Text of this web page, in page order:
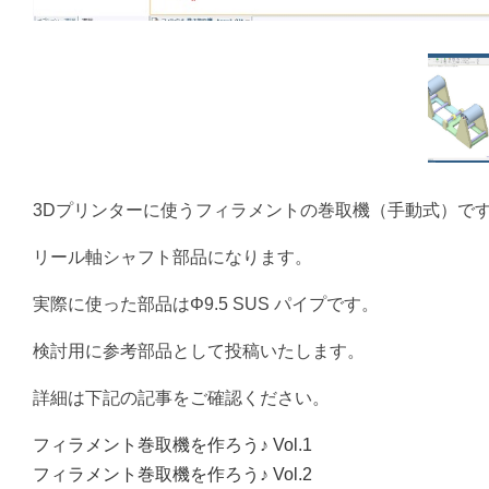
3Dプリンターに使うフィラメントの巻取機（手動式）で
リール軸シャフト部品になります。
実際に使った部品はΦ9.5 SUS パイプです。
検討用に参考部品として投稿いたします。
詳細は下記の記事をご確認ください。
フィラメント巻取機を作ろう♪ Vol.1
フィラメント巻取機を作ろう♪ Vol.2